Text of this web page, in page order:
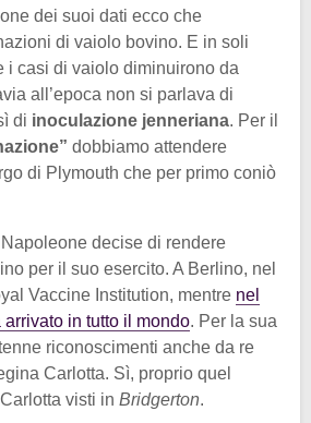
dei suoi dati ecco che
di vaiolo bovino. E in soli
i casi di vaiolo diminuirono da
all’epoca non si parlava di
di inoculazione jenneriana. Per il
dobbiamo attendere
di Plymouth che per primo coniò
decise di rendere
per il suo esercito. A Berlino, nel
Vaccine Institution, mentre nel
in tutto il mondo. Per la sua
riconoscimenti anche da re
Carlotta. Sì, proprio quel
visti in Bridgerton.